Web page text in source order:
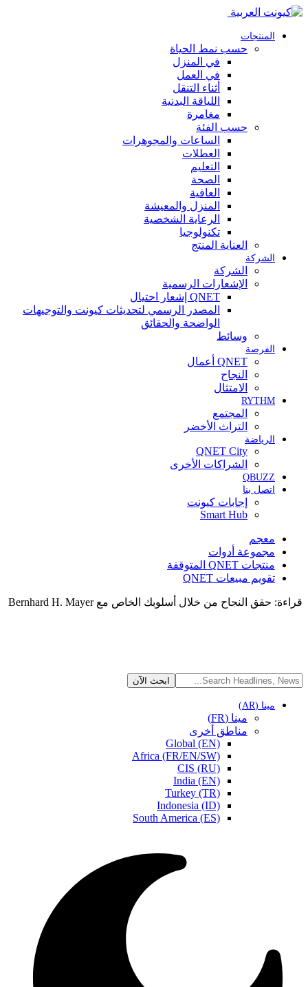
المنتجات
حسب نمط الحياة
في المنزل
في العمل
أثناء التنقل
اللياقة البدنية
مغامرة
حسب الفئة
الساعات والمجوهرات
العطلات
التعليم
الصحة
العافية
المنزل والمعيشة
الرعاية الشخصية
تكنولوجيا
العناية المنتج
الشركة
الشركة
الإشعارات الرسمية
QNET إشعار احتيال
المصدر الرسمي لتحديثات كيونت والتوجيهات
الواضحة والحقائق
وسائط
الفرصة
QNET أعمال
النجاح
الامتثال
RYTHM
المجتمع
التراث الأخضر
الرياضة
QNET City
الشراكات الأخرى
QBUZZ
اتصل بنا
إجابات كيونت
Smart Hub
معجم
مجموعة أدوات
منتجات QNET المتوقفة
تقويم مبيعات QNET
قراءة: حقق النجاح من خلال أسلوبك الخاص مع Bernhard H. Mayer
مينا (AR)
مينا (FR)
مناطق أخرى
Global (EN)
Africa (FR/EN/SW)
CIS (RU)
India (EN)
Turkey (TR)
Indonesia (ID)
South America (ES)